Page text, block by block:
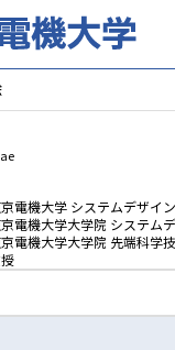
電機大学 システムデザイ
電機大学大学院 システム
電機大学大学院 先端科学